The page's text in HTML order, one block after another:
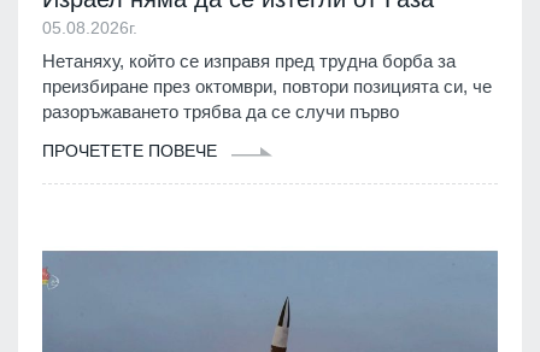
05.08.2026г.
Нетаняху, който се изправя пред трудна борба за
преизбиране през октомври, повтори позицията си, че
разоръжаването трябва да се случи първо
ПРОЧЕТЕТЕ ПОВЕЧЕ